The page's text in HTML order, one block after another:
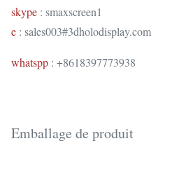
skype : smaxscreen1
e : sales003#3dholodisplay.com
whatspp : +8618397773938
Emballage de produit